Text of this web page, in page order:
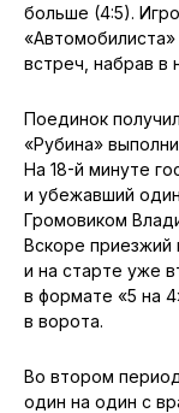
больше (4:5).
встреч, набрав в
Поединок
«Рубина»
На 18-й минуте
и убежавший
Громовиком
Вскоре приезжий
и на старте уже
в формате «5 на
в ворота.
Во втором
один на один с